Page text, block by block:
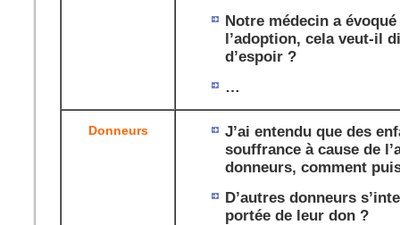
Notre médecin a
l’adoption, cela veut-il
d’espoir ?
…
Donneurs
J’ai entendu que des
souffrance à cause de
donneurs, comment
D’autres donneurs
portée de leur don ?